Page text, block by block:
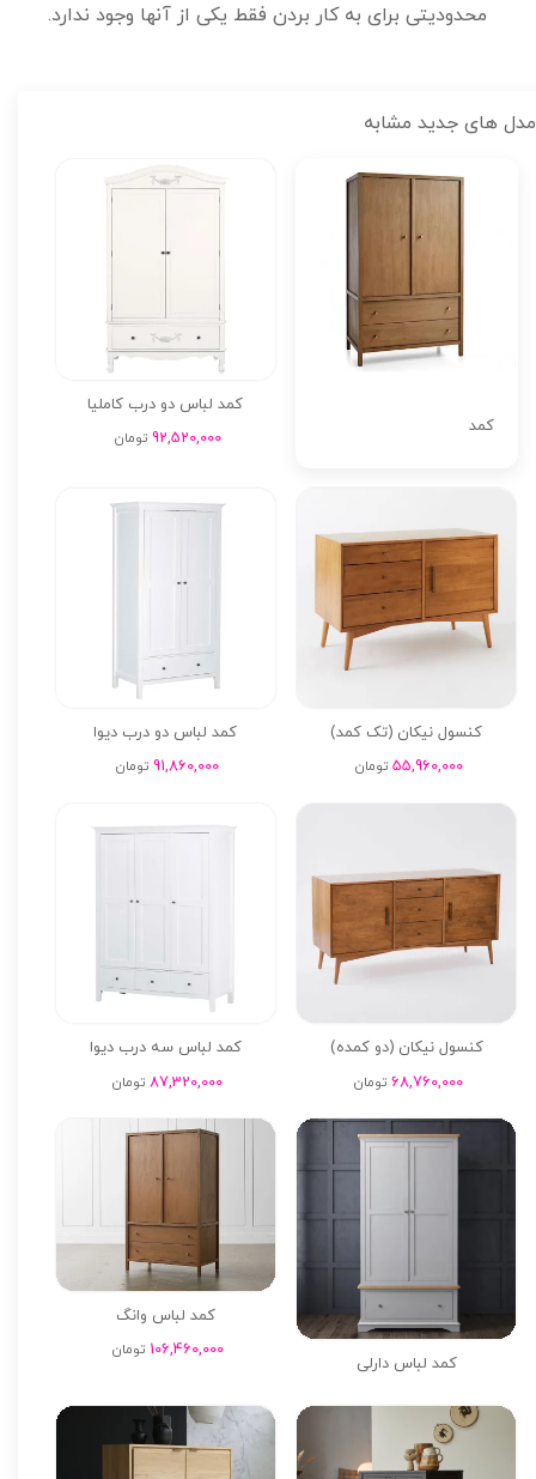
محدودیتی برای به کار بردن فقط یکی از آنها وجود ندارد.
مدل های جدید مشابه
کمد
کمد لباس دو درب کاملیا
92,520,000 تومان
کنسول نیکان (تک کمد)
55,960,000 تومان
کمد لباس دو درب دیوا
91,860,000 تومان
کنسول نیکان (دو کمده)
68,760,000 تومان
کمد لباس سه درب دیوا
87,320,000 تومان
کمد لباس دارلی
کمد لباس وانگ
106,460,000 تومان